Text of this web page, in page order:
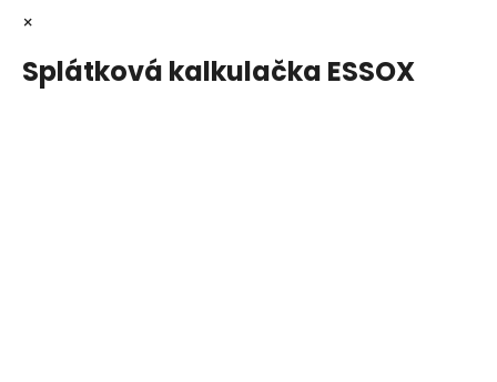
×
Splátková kalkulačka ESSOX